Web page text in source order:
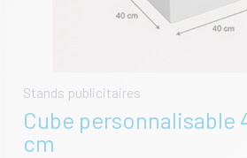
Stands publicitaires
Cube personnalisable
cm